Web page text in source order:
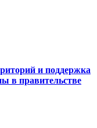
и поддержка
в правительстве